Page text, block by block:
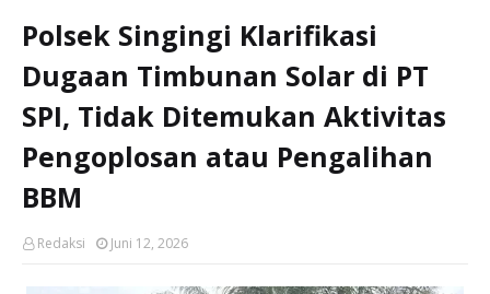
Polsek Singingi Klarifikasi
Dugaan Timbunan Solar di PT
SPI, Tidak Ditemukan Aktivitas
Pengoplosan atau Pengalihan
BBM
Redaksi Juni 12, 2026